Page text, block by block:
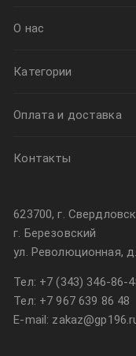
О нас
Категории
Оплата и доставка
Контакты
623700, г.
г. Березовский
ул. Революционная,
Тел: +7 (343) 346-86-
Тел: +7 967 639 86 48
E-mail: